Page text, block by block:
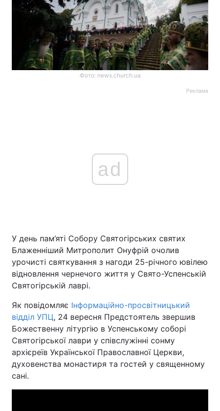
Фото: news.church.ua
Реклама
ad
У день пам’яті Собору Святогірських святих
Блаженніший Митрополит Онуфрій очолив
урочисті святкування з нагоди 25-річного ювілею
відновлення чернечого життя у Свято-Успенській
Святогірській лаврі.
Як повідомляє Інформаційно-просвітницький
відділ УПЦ, 24 вересня Предстоятель звершив
Божественну літургію в Успенському соборі
Святогірської лаври у співслужінні сонму
архієреїв Української Православної Церкви,
духовенства монастиря та гостей у священному
сані.